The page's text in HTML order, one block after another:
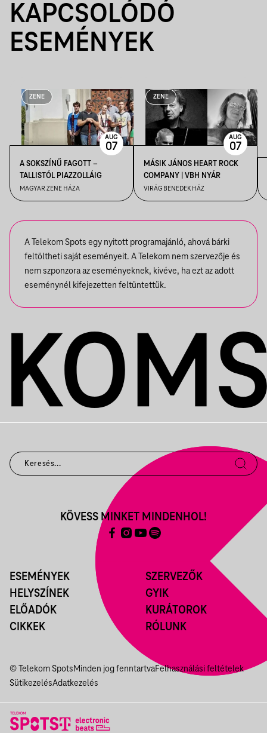
KAPCSOLÓDÓ
ESEMÉNYEK
ZENE
A SOKSZÍNŰ FAGOTT –
TALLISTÓL PIAZZOLLÁIG
MAGYAR ZENE HÁZA
AUG
07
ZENE
MÁSIK JÁNOS HEART ROCK
COMPANY | VBH NYÁR
VIRÁG BENEDEK HÁZ
AUG
07
A Telekom Spots egy nyitott programajánló, ahová bárki
feltöltheti saját eseményeit. A Telekom nem szervezője és
nem szponzora az eseményeknek, kivéve, ha ezt az adott
eseménynél kifejezetten feltüntettük.
ESEMÉNYEK
HELYSZÍNEK
ELŐADÓK
CIKKEK
SZERVEZŐK
GYIK
KURÁTOROK
RÓLUNK
KÖVESS MINKET MINDENHOL!
© Telekom SpotsMinden jog fenntartvaFelhasználási feltételek
SütikezelésAdatkezelés